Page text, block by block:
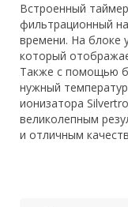
Встроенный
фильтрационный
времени. На блоке
который
Также с помощью
нужный
ионизатора
великолепным
и отличным